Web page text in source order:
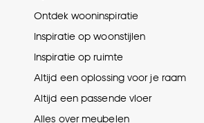
Ontdek wooninspiratie
Inspiratie op woonstijlen
Inspiratie op ruimte
Altijd een oplossing voor je raam
Altijd een passende vloer
Alles over meubelen